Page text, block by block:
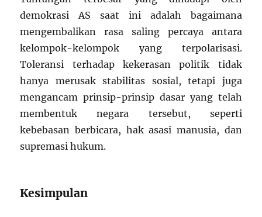
demokrasi AS saat ini adalah bagaimana
mengembalikan rasa saling percaya antara
kelompok-kelompok yang terpolarisasi.
Toleransi terhadap kekerasan politik tidak
hanya merusak stabilitas sosial, tetapi juga
mengancam prinsip-prinsip dasar yang telah
membentuk negara tersebut, seperti
kebebasan berbicara, hak asasi manusia, dan
supremasi hukum.
Kesimpulan